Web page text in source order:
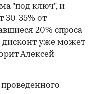
"под ключ", и
30-35% от
20% спроса -
дисконт уже может
Алексей